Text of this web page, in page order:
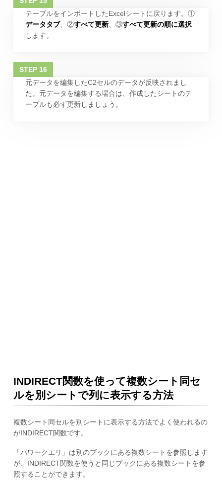
テーブルをインポートしたExcelシートに戻ります。①
データタブ、②すべて更新、③すべて更新の順に選択
します。
元データを編集したC2セルのデータが反映されまし
た。元データを編集する場合は、作成したシートのテ
ーブルも必ず更新しましょう。
INDIRECT関数を使って複数シート同セ
ルを別シートで列に表示する方法
複数シート同セルを別シートに表示する方法でよく使われるの
がINDIRECT関数です。
「パワークエリ」は別のブックにある複数シートを参照します
が、INDIRECT関数を使うと同じブックにある複数シートを参
照することができます。